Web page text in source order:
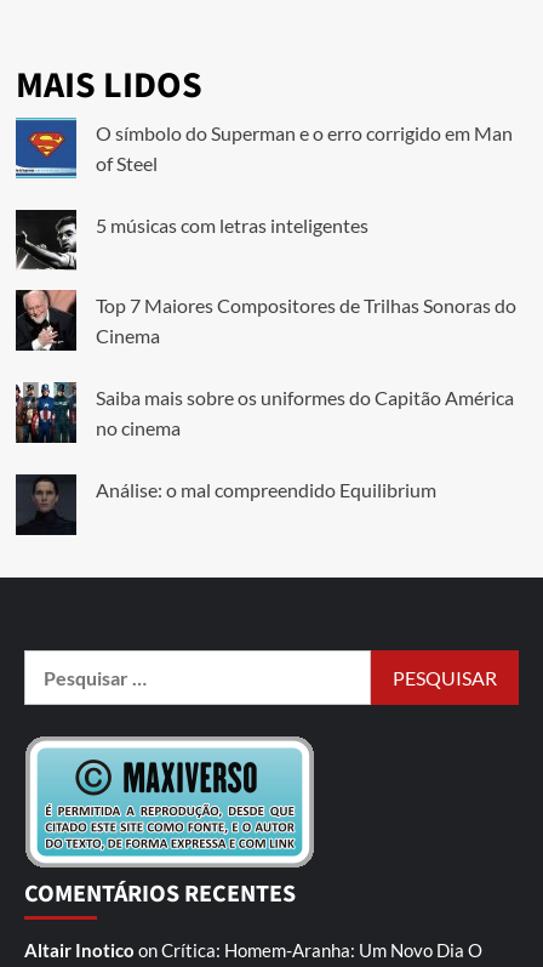
MAIS LIDOS
O símbolo do Superman e o erro corrigido em Man
of Steel
5 músicas com letras inteligentes
Top 7 Maiores Compositores de Trilhas Sonoras do
Cinema
Saiba mais sobre os uniformes do Capitão América
no cinema
Análise: o mal compreendido Equilibrium
COMENTÁRIOS RECENTES
Altair Inotico onCrítica: Homem-Aranha: Um Novo Dia O